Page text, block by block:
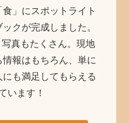
」にスポットライト
クが完成しました。
真もたくさん。現地
報はもちろん、単に
も満足してもらえる
います！